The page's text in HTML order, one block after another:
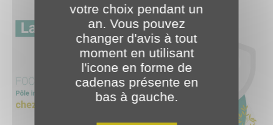
votre choix pendant un
an. Vous pouvez
changer d'avis à tout
moment en utilisant
l'icone en forme de
cadenas présente en
bas à gauche.